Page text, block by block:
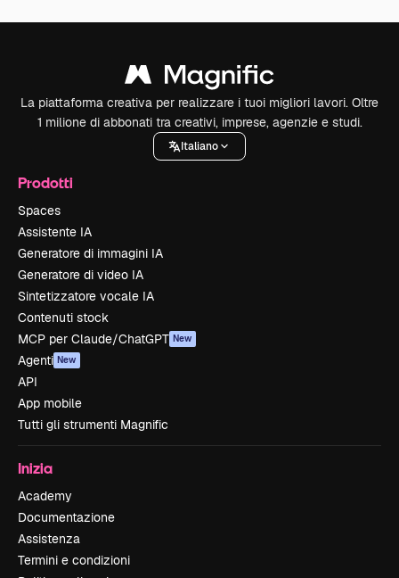
La piattaforma creativa per realizzare i tuoi migliori lavori. Oltre
1 milione di abbonati tra creativi, imprese, agenzie e studi.
Italiano
Prodotti
Spaces
Assistente IA
Generatore di immagini IA
Generatore di video IA
Sintetizzatore vocale IA
Contenuti stock
MCP per Claude/ChatGPT New
Agenti New
API
App mobile
Tutti gli strumenti Magnific
Inizia
Academy
Documentazione
Assistenza
Termini e condizioni